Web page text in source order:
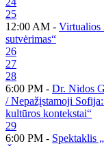
25
12:00 AM - Virtualios
sutvėrimas“
26
27
28
6:00 PM - Dr. Nidos
/ Nepažįstamoji
kultūros kontekstai“
29
6:00 PM - Spektaklis